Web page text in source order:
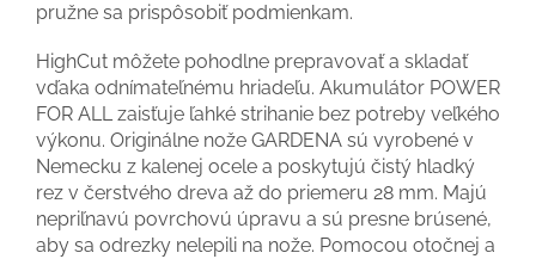
pružne sa prispôsobiť podmienkam.
HighCut môžete pohodlne prepravovať a skladať
vďaka odnímateľnému hriadeľu. Akumulátor POWER
FOR ALL zaisťuje ľahké strihanie bez potreby veľkého
výkonu. Originálne nože GARDENA sú vyrobené v
Nemecku z kalenej ocele a poskytujú čistý hladký
rez v čerstvého dreva až do priemeru 28 mm. Majú
nepriľnavú povrchovú úpravu a sú presne brúsené,
aby sa odrezky nelepili na nože. Pomocou otočnej a